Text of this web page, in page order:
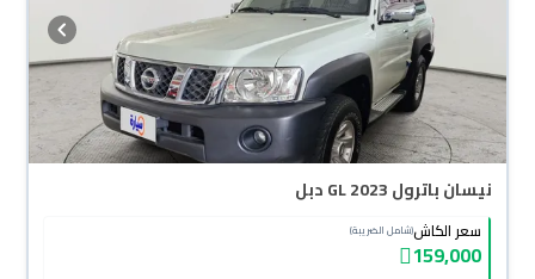
نيسان باترول GL 2023 دبل
سعر الكاش(شامل الضريبة)
159,000